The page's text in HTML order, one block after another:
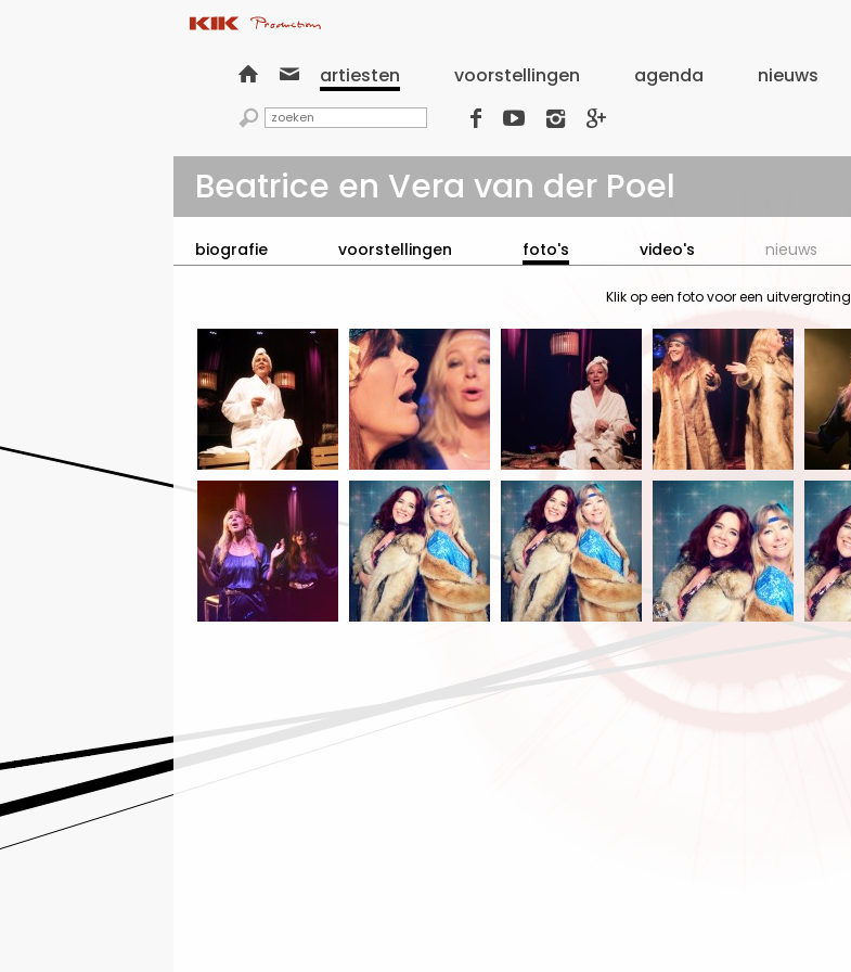
  artiesten voorstellingen agenda nieuws
    
Beatrice en Vera van der Poel
biografie voorstellingen foto's video's nieuws
Klik op een foto voor een uitvergroting